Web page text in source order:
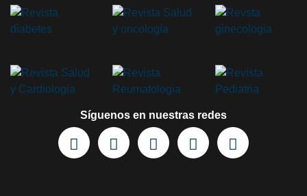
Síguenos en nuestras redes